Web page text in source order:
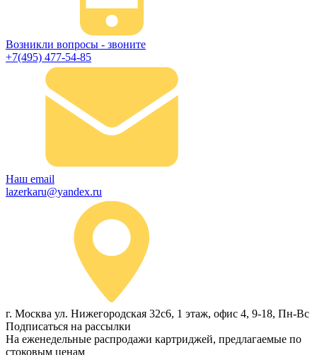
Возникли вопросы - звоните
+7(495) 477-54-85
Наш email
lazerkaru@yandex.ru
г. Москва ул. Нижегородская 32с6, 1 этаж, офис 4, 9-18, Пн-Вс
Подписаться на рассылки
На еженедельные распродажи картриджей, предлагаемые по
стоковым ценам